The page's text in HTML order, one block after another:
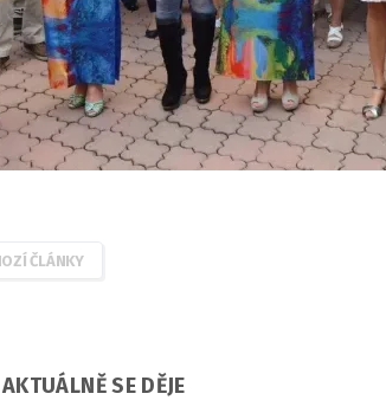
ČLÁNKY
AKTUÁLNĚ SE DĚJE